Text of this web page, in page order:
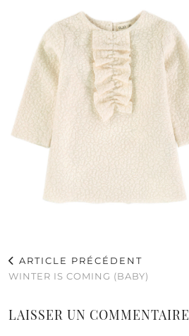
ARTICLE PRÉCÉDENT
WINTER IS COMING (BABY)
LAISSER UN COMMENTAIRE